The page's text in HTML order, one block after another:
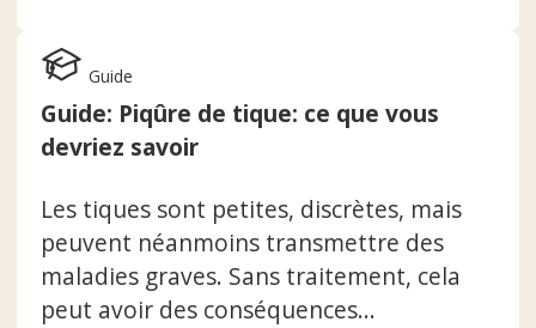
Guide
Guide: Piqûre de tique: ce que vous
devriez savoir
Les tiques sont petites, discrètes, mais
peuvent néanmoins transmettre des
maladies graves. Sans traitement, cela
peut avoir des conséquences...